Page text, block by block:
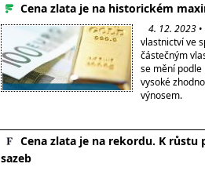
Cena zlata je na historickém
4. 12. 2023
vlastnictví ve
částečným
se mění
vysoké
výnosem.
Cena zlata je na rekordu. K
sazeb